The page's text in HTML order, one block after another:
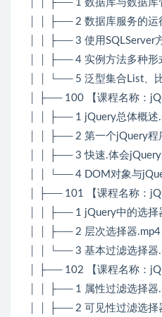
│ │ ├── 1 数据库与数据库
│ │ ├── 2 数据库服务的运
│ │ ├── 3 使用SQLServer
│ │ ├── 4 实例方法多种形
│ │ └── 5 泛型集合List、
│ ├── 100 【课程名称：
│ │ ├── 1 jQuery总体概述
│ │ ├── 2 第一个jQuery程
│ │ ├── 3 快速.体会
│ │ └── 4 DOM对象与
│ ├── 101 【课程名称：
│ │ ├── 1 jQuery中的选择
│ │ ├── 2 层次选择器
│ │ └── 3 基本过滤选择器
│ ├── 102 【课程名称：
│ │ ├── 1 属性过滤选择器
│ │ ├── 2 可见性过滤选择